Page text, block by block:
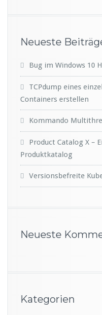
Neueste
Bug im Windows 10
TCPdump eines
Containers erstellen
Kommando
Product Catalog X –
Produktkatalog
Versionsbefreite
Neueste
Kategorien